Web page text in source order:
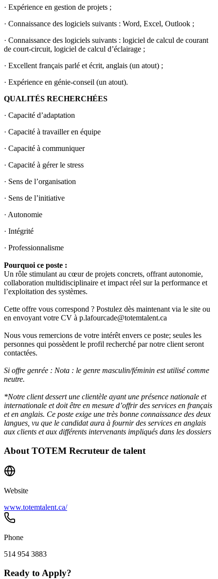
· Expérience en gestion de projets ;
· Connaissance des logiciels suivants : Word, Excel, Outlook ;
· Connaissance des logiciels suivants : logiciel de calcul de courant
de court-circuit, logiciel de calcul d’éclairage ;
· Excellent français parlé et écrit, anglais (un atout) ;
· Expérience en génie-conseil (un atout).
QUALITÉS RECHERCHÉES
· Capacité d’adaptation
· Capacité à travailler en équipe
· Capacité à communiquer
· Capacité à gérer le stress
· Sens de l’organisation
· Sens de l’initiative
· Autonomie
· Intégrité
· Professionnalisme
Pourquoi ce poste :
Un rôle stimulant au cœur de projets concrets, offrant autonomie,
collaboration multidisciplinaire et impact réel sur la performance et
l’exploitation des systèmes.
Cette offre vous correspond ? Postulez dès maintenant via le site ou
en envoyant votre CV à p.lafourcade@totemtalent.ca
Nous vous remercions de votre intérêt envers ce poste; seules les
personnes qui possèdent le profil recherché par notre client seront
contactées.
Si offre genrée : Nota : le genre masculin/féminin est utilisé comme
neutre.
*Notre client dessert une clientèle ayant une présence nationale et
internationale et doit être en mesure d’offrir des services en français
et en anglais. Ce poste exige une très bonne connaissance des deux
langues, vu que le candidat aura à fournir des services en anglais
aux clients et aux différents intervenants impliqués dans les dossiers
About TOTEM Recruteur de talent
Website
www.totemtalent.ca/
Phone
514 954 3883
Ready to Apply?